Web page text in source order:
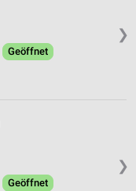
❯
Geöffnet
❯
Geöffnet